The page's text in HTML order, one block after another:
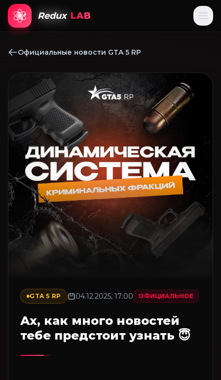
Redux LAB
Официальные новости GTA 5 RP
GTA 5 RP 04.12.2025, 17:00 ОФИЦИАЛЬНОЕ
Ах, как много новостей
тебе предстоит узнать 😇